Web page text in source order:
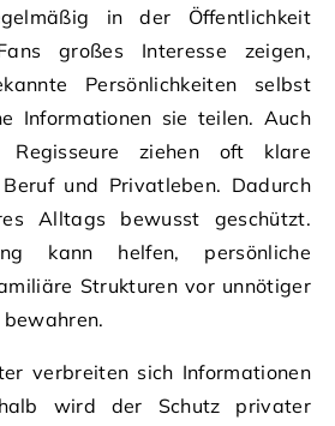
in der Öffentlichkeit
großes Interesse zeigen,
Persönlichkeiten selbst
Informationen sie teilen. Auch
Regisseure ziehen oft klare
und Privatleben. Dadurch
Alltags bewusst geschützt.
kann helfen, persönliche
Strukturen vor unnötiger
verbreiten sich Informationen
wird der Schutz privater